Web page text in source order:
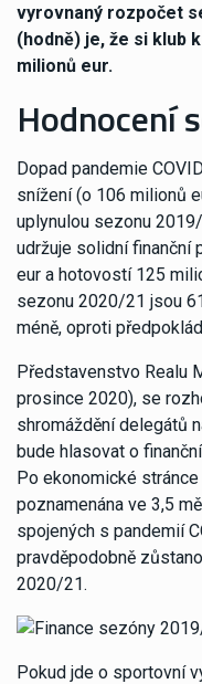
vyrovnaný rozpočet
(hodně) je, že si klub
milionů eur.
Hodnocení
Dopad pandemie
snížení (o 106 milionů
uplynulou sezonu
udržuje solidní finanční
eur a hotovostí 125
sezonu 2020/21 jsou
méně, oproti
Představenstvo Realu
prosince 2020), se
shromáždění delegátů
bude hlasovat o
Po ekonomické
poznamenána ve 3,5
spojených s pandemií
pravděpodobně
2020/21.
Pokud jde o sportovní